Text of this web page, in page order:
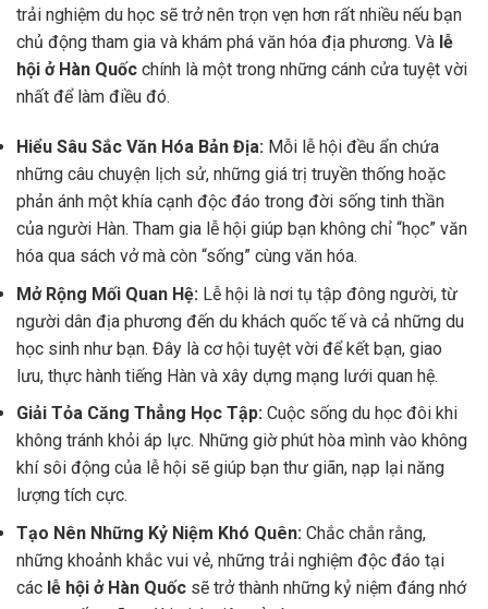
trải nghiệm du học sẽ trở nên trọn vẹn hơn rất nhiều nếu bạn
chủ động tham gia và khám phá văn hóa địa phương. Và lễ
hội ở Hàn Quốc chính là một trong những cánh cửa tuyệt vời
nhất để làm điều đó.
Hiểu Sâu Sắc Văn Hóa Bản Địa: Mỗi lễ hội đều ẩn chứa
những câu chuyện lịch sử, những giá trị truyền thống hoặc
phản ánh một khía cạnh độc đáo trong đời sống tinh thần
của người Hàn. Tham gia lễ hội giúp bạn không chỉ “học” văn
hóa qua sách vở mà còn “sống” cùng văn hóa.
Mở Rộng Mối Quan Hệ: Lễ hội là nơi tụ tập đông người, từ
người dân địa phương đến du khách quốc tế và cả những du
học sinh như bạn. Đây là cơ hội tuyệt vời để kết bạn, giao
lưu, thực hành tiếng Hàn và xây dựng mạng lưới quan hệ.
Giải Tỏa Căng Thẳng Học Tập: Cuộc sống du học đôi khi
không tránh khỏi áp lực. Những giờ phút hòa mình vào không
khí sôi động của lễ hội sẽ giúp bạn thư giãn, nạp lại năng
lượng tích cực.
Tạo Nên Những Kỷ Niệm Khó Quên: Chắc chắn rằng,
những khoảnh khắc vui vẻ, những trải nghiệm độc đáo tại
các lễ hội ở Hàn Quốc sẽ trở thành những kỷ niệm đáng nhớ